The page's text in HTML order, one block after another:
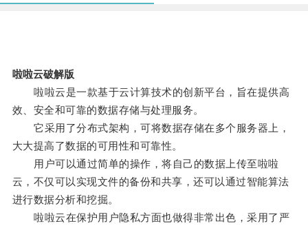
啦啦云破解版
啦啦云是一款基于云计算技术的创新平台，旨在提供高
效、安全和可靠的数据存储与处理服务。
它采用了分布式架构，可将数据存储在多个服务器上，
大大提高了数据的可用性和可靠性。
用户可以通过简单的操作，将自己的数据上传至啦啦
云，不仅可以实现文件的备份和共享，还可以通过智能算法
进行数据分析和挖掘。
啦啦云在保护用户隐私方面也做得非常出色，采用了严